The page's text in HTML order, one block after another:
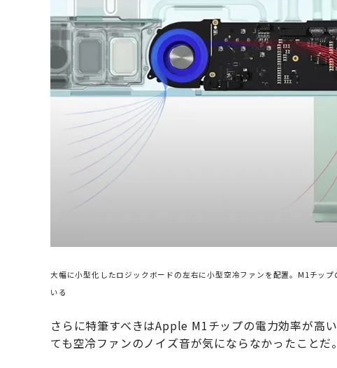
大幅に小型化したロジックボードの左右に小型空冷ファンを配置。M1チッ
いる
さらに特筆すべきはApple M1チップの電力効率が高
ても空冷ファンのノイズ音が気にならなかったことだ